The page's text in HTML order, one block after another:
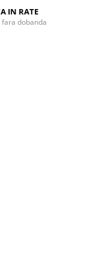
IN RATE
dobanda